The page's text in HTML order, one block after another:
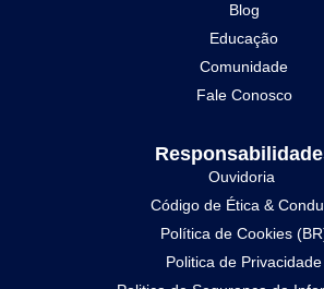
Blog
Educação
Comunidade
Fale Conosco
Ouvidoria
Código de Ética &
Política de Cookies
Politica de Privacidade